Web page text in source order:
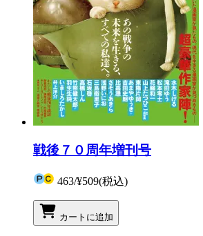
戦後７０周年増刊号
463/¥509(税込)
カートに追加